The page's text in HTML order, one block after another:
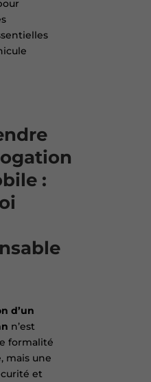
:
d’un
n’est
formalité
mais une
et